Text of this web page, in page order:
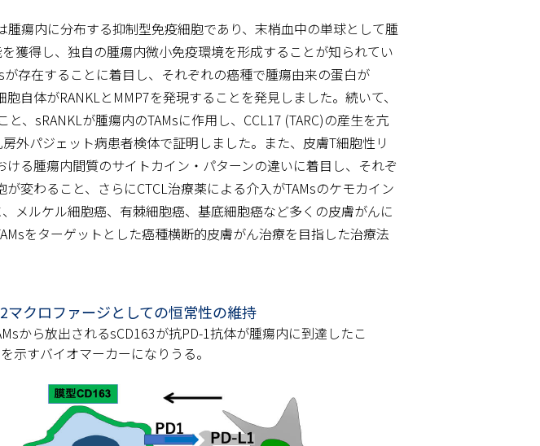
瘍内に分布する抑制型免疫細胞であり、末梢血中の単球として腫
獲得し、独自の腫瘍内微小免疫環境を形成することが知られてい
存在することに着目し、それぞれの癌種で腫瘍由来の蛋白が
自体がRANKLとMMP7を発現することを発見しました。続いて、
、sRANKLが腫瘍内のTAMsに作用し、CCL17 (TARC)の産生を亢
外パジェット病患者検体で証明しました。また、皮膚T細胞性リ
る腫瘍内間質のサイトカイン・パターンの違いに着目し、それぞ
変わること、さらにCTCL治療薬による介入がTAMsのケモカイン
メルケル細胞癌、有棘細胞癌、基底細胞癌など多くの皮膚がんに
をターゲットとした癌種横断的皮膚がん治療を目指した治療法
マクロファージとしての恒常性の維持
から放出されるsCD163が抗PD-1抗体が腫瘍内に到達したこ
示すバイオマーカーになりうる。